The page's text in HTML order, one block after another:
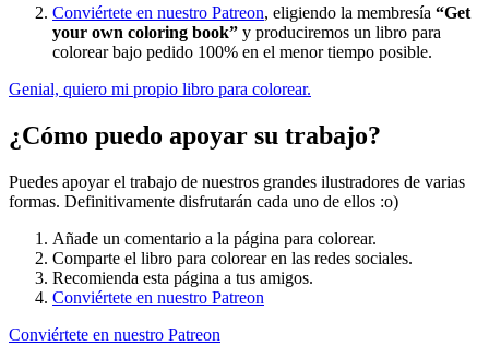
Conviértete en nuestro Patreon, eligiendo la membresía “Get
your own coloring book” y produciremos un libro para
colorear bajo pedido 100% en el menor tiempo posible.
Genial, quiero mi propio libro para colorear.
¿Cómo puedo apoyar su trabajo?
Puedes apoyar el trabajo de nuestros grandes ilustradores de varias
formas. Definitivamente disfrutarán cada uno de ellos :o)
Añade un comentario a la página para colorear.
Comparte el libro para colorear en las redes sociales.
Recomienda esta página a tus amigos.
Conviértete en nuestro Patreon
Conviértete en nuestro Patreon